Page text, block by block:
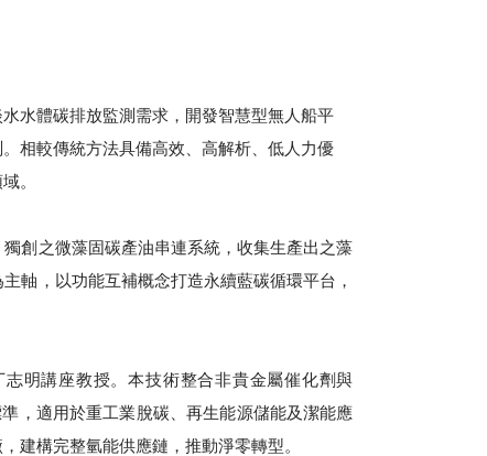
水體碳排放監測需求，開發智慧型無人船平
相較傳統方法具備高效、高解析、低人力優
。
創之微藻固碳產油串連系統，收集生產出之藻
軸，以功能互補概念打造永續藍碳循環平台，
志明講座教授。本技術整合非貴金屬催化劑與
，適用於重工業脫碳、再生能源儲能及潔能應
建構完整氫能供應鏈，推動淨零轉型。